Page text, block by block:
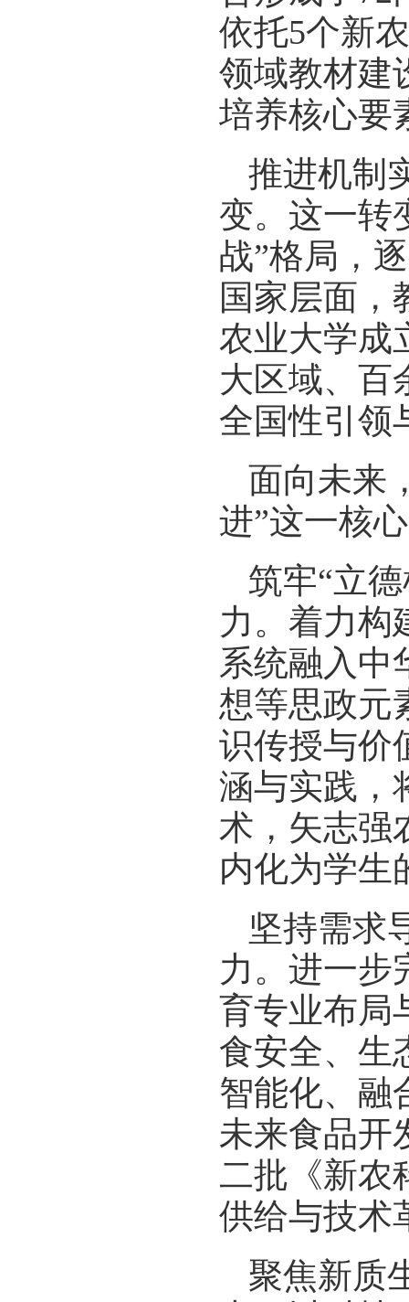
依托5个新
领域教材建
培养核心要
推进机制
变。这一转
战”格局，
国家层面，
农业大学成
大区域、百
全国性引领
面向未来
进”这一核
筑牢“立
力。着力构
系统融入中
想等思政元
识传授与价
涵与实践，
术，矢志强
内化为学生
坚持需求
力。进一步
育专业布局
食安全、生
智能化、融
未来食品开
二批《新农
供给与技术
聚焦新质